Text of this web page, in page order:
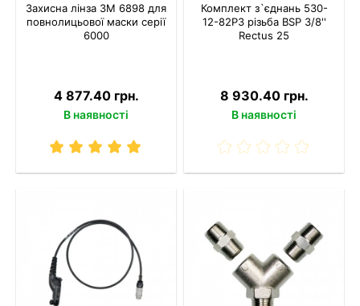
Захисна лінза 3M 6898 для
повнолицьової маски серії
6000
4 877.40 грн.
В наявності
Комплект з`єднань 530-
12-82P3 різьба BSP 3/8''
Rectus 25
8 930.40 грн.
В наявності